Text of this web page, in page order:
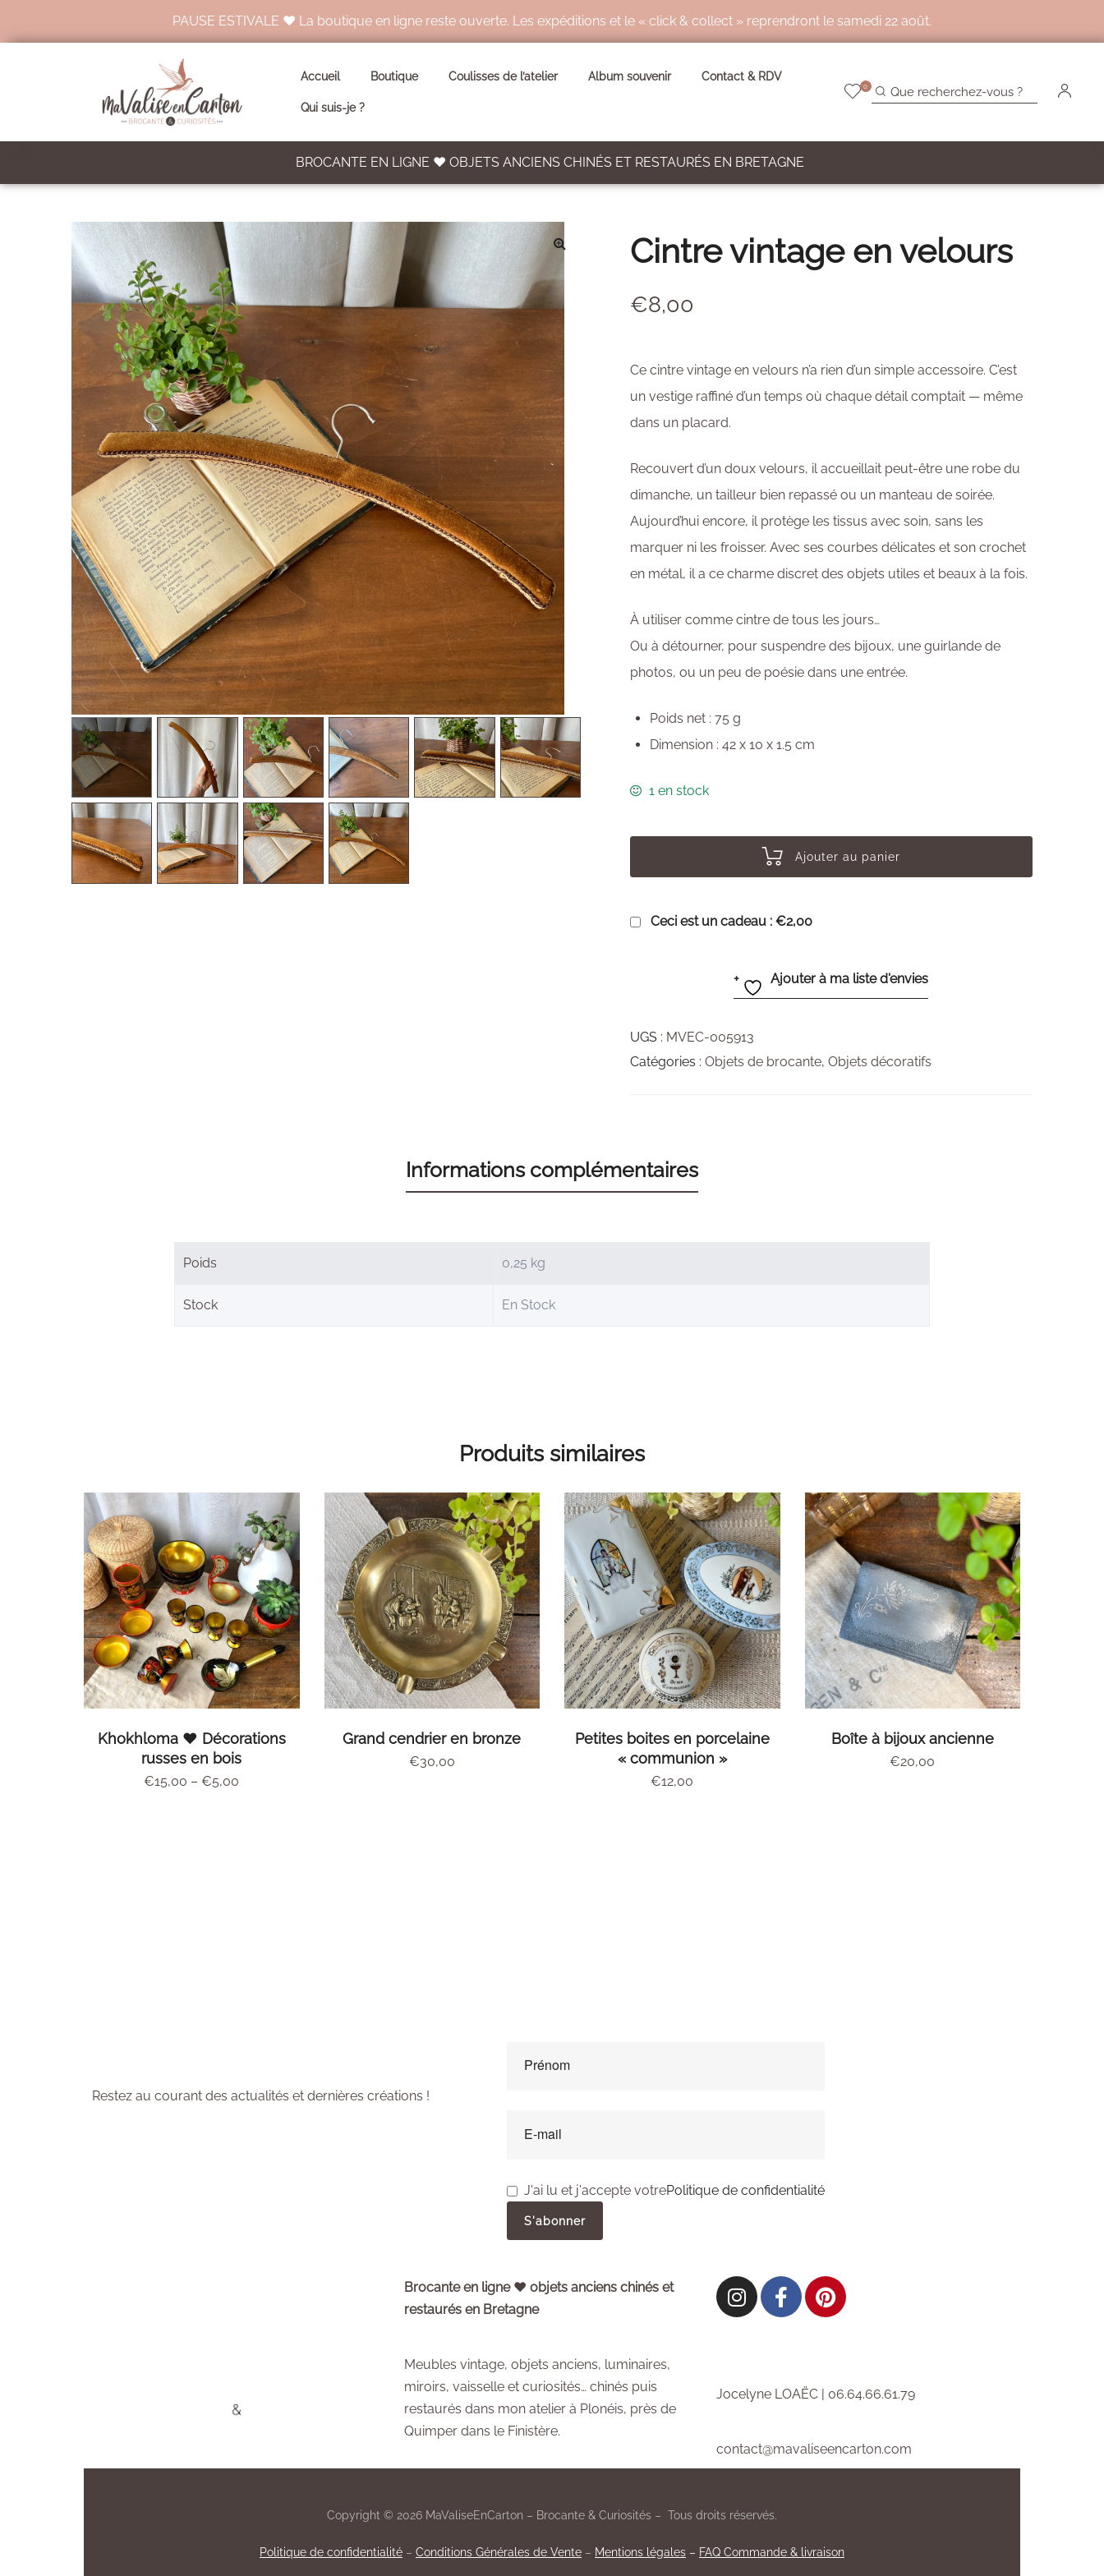
PAUSE ESTIVALE ♥ La boutique en ligne reste ouverte. Les expéditions et le « click & collect » reprendront le samedi 22 août.
Accueil Boutique Coulisses de l’atelier Album souvenir Contact & RDV
Qui suis-je ?
0
BROCANTE EN LIGNE ♥ OBJETS ANCIENS CHINÉS ET RESTAURÉS EN BRETAGNE
Cintre vintage en velours
€8,00
Ce cintre vintage en velours n’a rien d’un simple accessoire. C’est
un vestige raffiné d’un temps où chaque détail comptait — même
dans un placard.
Recouvert d’un doux velours, il accueillait peut-être une robe du
dimanche, un tailleur bien repassé ou un manteau de soirée.
Aujourd’hui encore, il protège les tissus avec soin, sans les
marquer ni les froisser. Avec ses courbes délicates et son crochet
en métal, il a ce charme discret des objets utiles et beaux à la fois.
À utiliser comme cintre de tous les jours…
Ou à détourner, pour suspendre des bijoux, une guirlande de
photos, ou un peu de poésie dans une entrée.
Poids net : 75 g
Dimension : 42 x 10 x 1.5 cm
1 en stock
Ajouter au panier
Ceci est un cadeau : €2,00
Ajouter à ma liste d'envies
UGS : MVEC-005913
Catégories : Objets de brocante, Objets décoratifs
Informations complémentaires
Poids 0,25 kg
Stock En Stock
Produits similaires
CHOIX DES OPTIONS
Khokhloma ♥ Décorations
russes en bois
€5,00
–
€15,00
AJOUTER AU PANIER
Grand cendrier en bronze
€30,00
CHOIX DES OPTIONS
Petites boites en porcelaine
« communion »
€12,00
AJOUTER AU PANIER
Boîte à bijoux ancienne
€20,00
Restez au courant des actualités et dernières créations !
J'ai lu et j'accepte votrePolitique de confidentialité
Brocante en ligne ♥ objets anciens chinés et
restaurés en Bretagne
Meubles vintage, objets anciens, luminaires,
miroirs, vaisselle et curiosités… chinés puis
restaurés dans mon atelier à Plonéis, près de
Quimper dans le Finistère.
Jocelyne LOAËC | 06.64.66.61.79
contact@mavaliseencarton.com
Copyright © 2026 MaValiseEnCarton – Brocante & Curiosités – Tous droits réservés.
Politique de confidentialité – Conditions Générales de Vente – Mentions légales – FAQ Commande & livraison